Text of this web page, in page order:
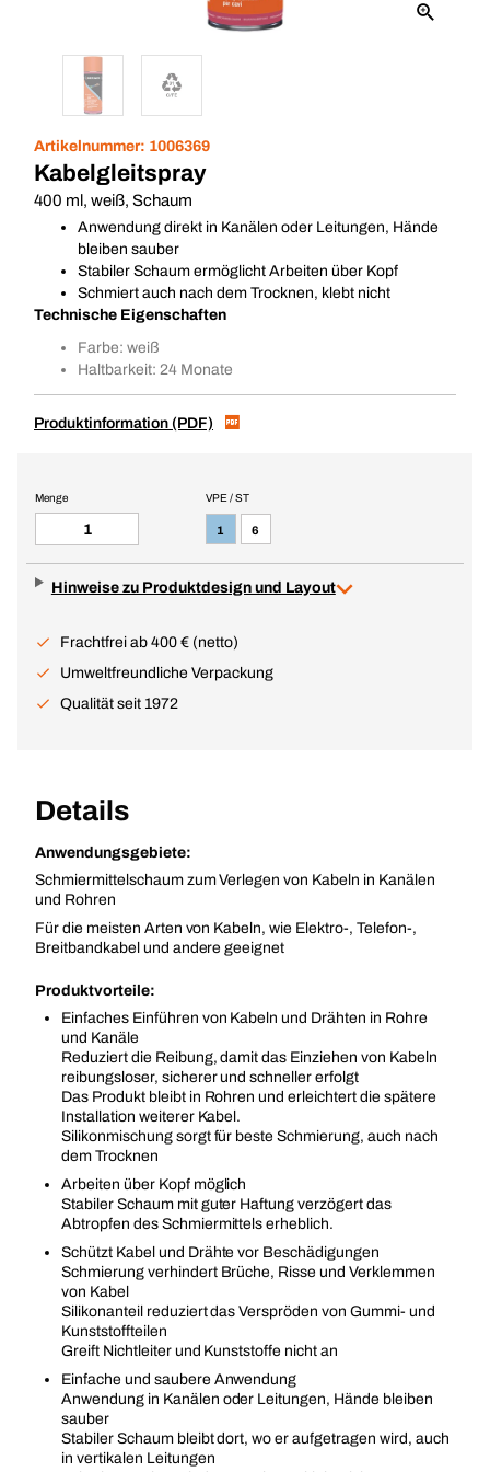
Artikelnummer: 1006369
Kabelgleitspray
400 ml, weiß, Schaum
Anwendung direkt in Kanälen oder Leitungen, Hände
bleiben sauber
Stabiler Schaum ermöglicht Arbeiten über Kopf
Schmiert auch nach dem Trocknen, klebt nicht
Technische Eigenschaften
Farbe: weiß
Haltbarkeit: 24 Monate
Produktinformation (PDF)
VPE / ST
1 6
Menge
Hinweise zu Produktdesign und Layout
Frachtfrei ab 400 € (netto)
Umweltfreundliche Verpackung
Qualität seit 1972
Details
Anwendungsgebiete:
Schmiermittelschaum zum Verlegen von Kabeln in Kanälen
und Rohren
Für die meisten Arten von Kabeln, wie Elektro-, Telefon-,
Breitbandkabel und andere geeignet
Produktvorteile:
Einfaches Einführen von Kabeln und Drähten in Rohre
und Kanäle
Reduziert die Reibung, damit das Einziehen von Kabeln
reibungsloser, sicherer und schneller erfolgt
Das Produkt bleibt in Rohren und erleichtert die spätere
Installation weiterer Kabel.
Silikonmischung sorgt für beste Schmierung, auch nach
dem Trocknen
Arbeiten über Kopf möglich
Stabiler Schaum mit guter Haftung verzögert das
Abtropfen des Schmiermittels erheblich.
Schützt Kabel und Drähte vor Beschädigungen
Schmierung verhindert Brüche, Risse und Verklemmen
von Kabel
Silikonanteil reduziert das Verspröden von Gummi- und
Kunststoffteilen
Greift Nichtleiter und Kunststoffe nicht an
Einfache und saubere Anwendung
Anwendung in Kanälen oder Leitungen, Hände bleiben
sauber
Stabiler Schaum bleibt dort, wo er aufgetragen wird, auch
in vertikalen Leitungen